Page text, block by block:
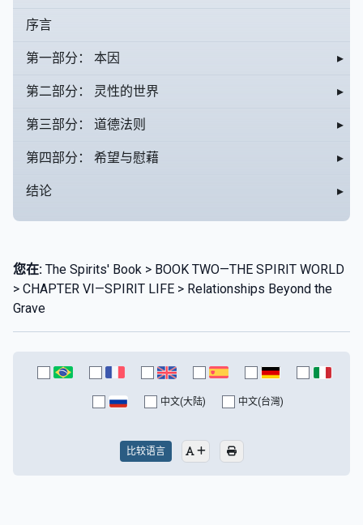
序言
第一部分： 本因 ▸
第二部分： 灵性的世界 ▸
第三部分： 道德法则 ▸
第四部分： 希望与慰藉 ▸
结论 ▸
您在: The Spirits' Book > BOOK TWO—THE SPIRIT WORLD
> CHAPTER VI—SPIRIT LIFE > Relationships Beyond the
Grave
中文(大陆) 中文(台灣)
比较语言